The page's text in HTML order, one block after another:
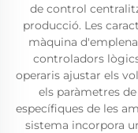
de control
producció. Les
màquina
controladors
operaris ajustar els
els paràmetres
específiques de les
sistema incorpora